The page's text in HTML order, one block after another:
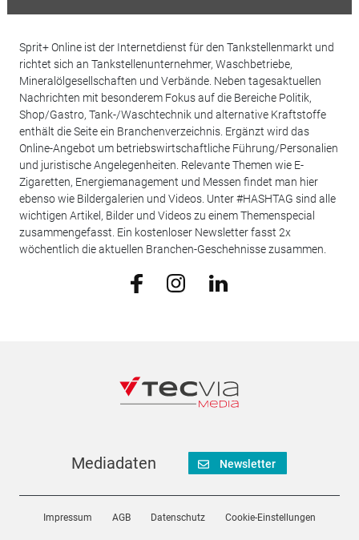
Sprit+ Online ist der Internetdienst für den Tankstellenmarkt und
richtet sich an Tankstellenunternehmer, Waschbetriebe,
Mineralölgesellschaften und Verbände. Neben tagesaktuellen
Nachrichten mit besonderem Fokus auf die Bereiche Politik,
Shop/Gastro, Tank-/Waschtechnik und alternative Kraftstoffe
enthält die Seite ein Branchenverzeichnis. Ergänzt wird das
Online-Angebot um betriebswirtschaftliche Führung/Personalien
und juristische Angelegenheiten. Relevante Themen wie E-
Zigaretten, Energiemanagement und Messen findet man hier
ebenso wie Bildergalerien und Videos. Unter #HASHTAG sind alle
wichtigen Artikel, Bilder und Videos zu einem Themenspecial
zusammengefasst. Ein kostenloser Newsletter fasst 2x
wöchentlich die aktuellen Branchen-Geschehnisse zusammen.
Mediadaten Newsletter
Impressum AGB Datenschutz Cookie-Einstellungen